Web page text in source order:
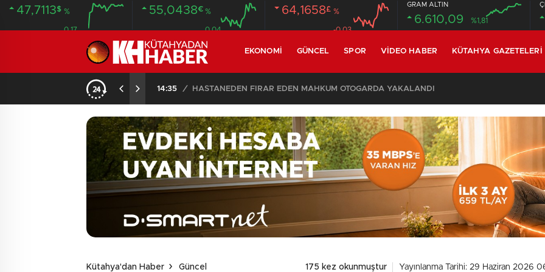
47,7113$ %
0.17
55,0438€ %
0.04
64,1658£ %
-0.03
GRAM ALTIN
6.610,09 %1,81
EKONOMI GÜNCEL SPOR VIDEO HABER KÜTAHYA GAZETELERI
20:58 /
Kütahya'dan Haber Güncel 175 kez okunmuştur Yayınlanma Tarihi: 29 Haziran 2026